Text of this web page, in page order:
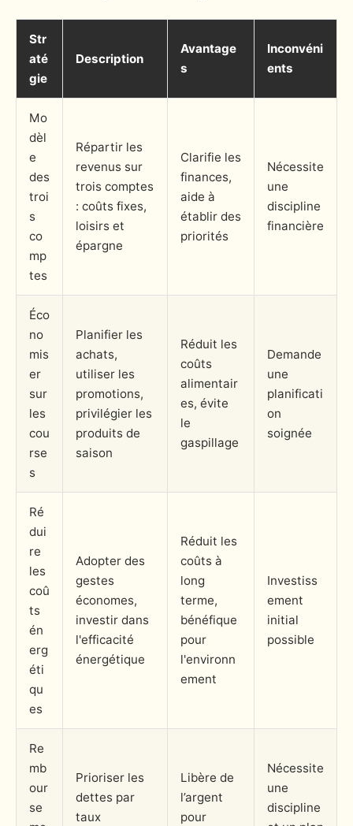
Str
até
gie
Description
Avantage
s
Inconvéni
ents
Mo
dèl
e
des
troi
s
co
mp
tes
Répartir les
revenus sur
trois comptes
: coûts fixes,
loisirs et
épargne
Clarifie les
finances,
aide à
établir des
priorités
Nécessite
une
discipline
financière
Éco
no
mis
er
sur
les
cou
rse
s
Planifier les
achats,
utiliser les
promotions,
privilégier les
produits de
saison
Réduit les
coûts
alimentair
es, évite
le
gaspillage
Demande
une
planificati
on
soignée
Ré
dui
re
les
coû
ts
én
erg
éti
qu
es
Adopter des
gestes
économes,
investir dans
l'efficacité
énergétique
Réduit les
coûts à
long
terme,
bénéfique
pour
l'environn
ement
Investiss
ement
initial
possible
Re
mb
our
se
Prioriser les
dettes par
taux
Libère de
l’argent
pour
Nécessite
une
discipline